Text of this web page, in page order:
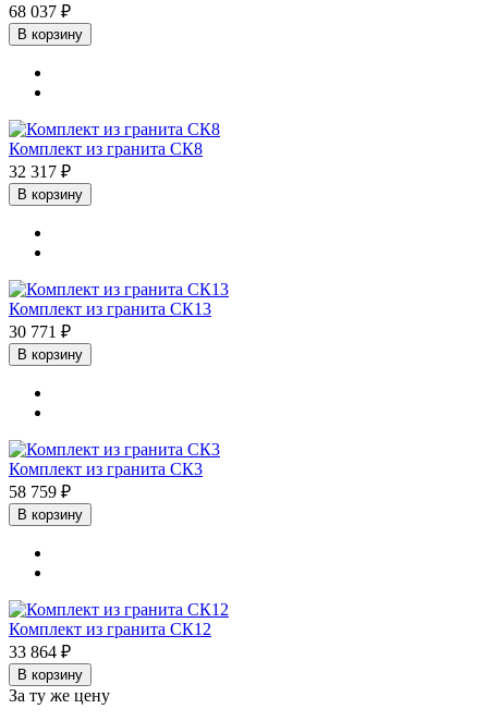
68 037 ₽
В корзину
Комплект из гранита СК8
32 317 ₽
В корзину
Комплект из гранита СК13
30 771 ₽
В корзину
Комплект из гранита СК3
58 759 ₽
В корзину
Комплект из гранита СК12
33 864 ₽
В корзину
За ту же цену